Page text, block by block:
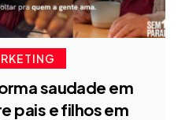
saudade em
pais e filhos em